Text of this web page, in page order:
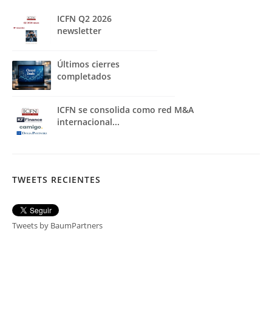
ICFN Q2 2026
newsletter
Últimos cierres
completados
ICFN se consolida como red M&A
internacional...
TWEETS RECIENTES
Tweets by BaumPartners